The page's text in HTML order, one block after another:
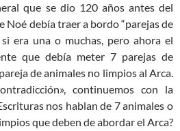
que se dio 120 años antes del
Noé debía traer a bordo “parejas de
era una o muchas, pero ahora el
que debía meter 7 parejas de
de animales no limpios al Arca.
continuemos con la
nos hablan de 7 animales o
que deben de abordar el Arca?